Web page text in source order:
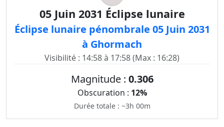
05 Juin 2031 Éclipse lunaire
Éclipse lunaire pénombrale 05 Juin 2031
à Ghormach
Visibilité : 14:58 à 17:58 (Max : 16:28)
Magnitude : 0.306
Obscuration : 12%
Durée totale : ~3h 00m